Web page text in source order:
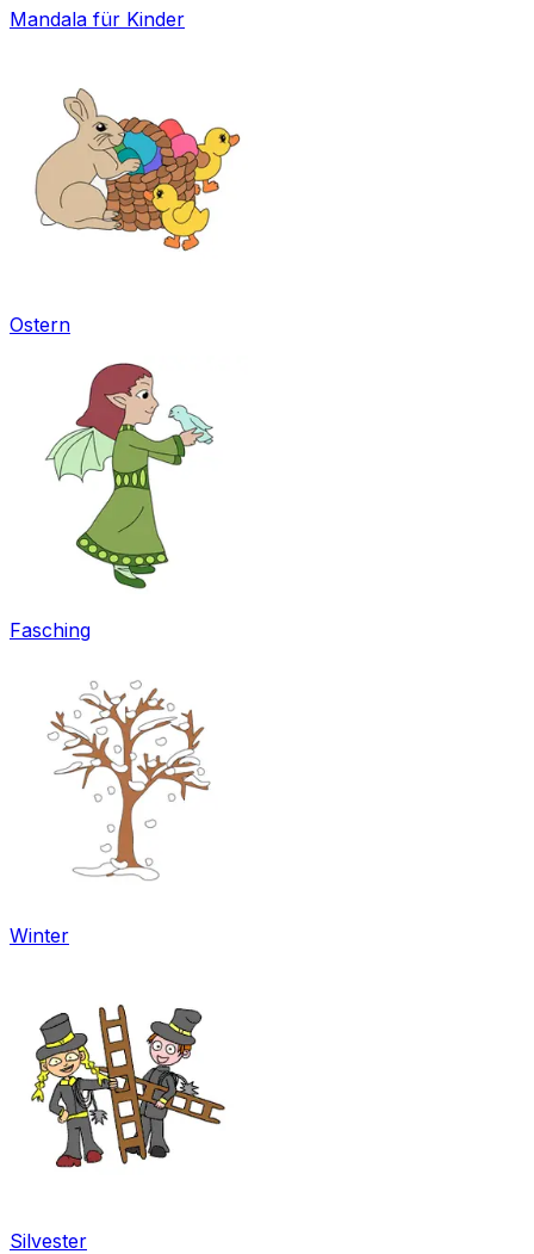
Mandala für Kinder
Ostern
Fasching
Winter
Silvester